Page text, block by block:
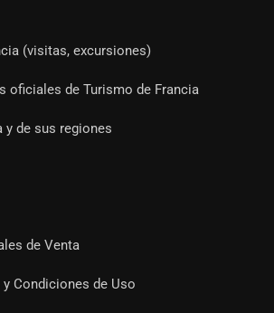
(visitas, excursiones)
oficiales de Turismo de Francia
y de sus regiones
de Venta
Condiciones de Uso